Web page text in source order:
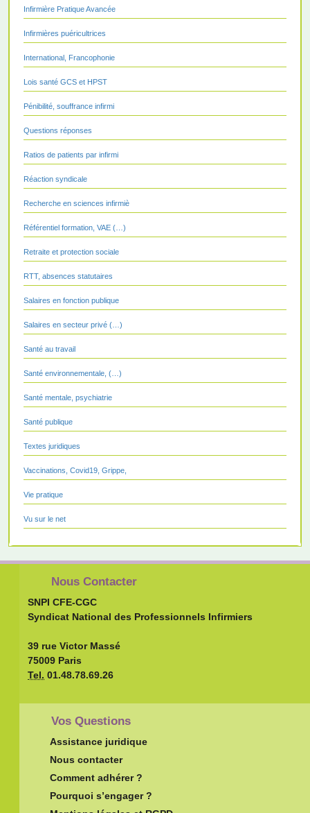
Infirmière Pratique Avancée
Infirmières puéricultrices
International, Francophonie
Lois santé GCS et HPST
Pénibilité, souffrance infirmi
Questions réponses
Ratios de patients par infirmi
Réaction syndicale
Recherche en sciences infirmiè
Référentiel formation, VAE (…)
Retraite et protection sociale
RTT, absences statutaires
Salaires en fonction publique
Salaires en secteur privé (…)
Santé au travail
Santé environnementale, (…)
Santé mentale, psychiatrie
Santé publique
Textes juridiques
Vaccinations, Covid19, Grippe,
Vie pratique
Vu sur le net
Nous Contacter
SNPI CFE-CGC
Syndicat National des Professionnels Infirmiers
39 rue Victor Massé
75009 Paris
Tel. 01.48.78.69.26
Vos Questions
Assistance juridique
Nous contacter
Comment adhérer ?
Pourquoi s’engager ?